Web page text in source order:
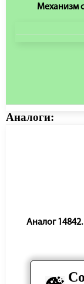
Механизм
Аналоги:
Аналог